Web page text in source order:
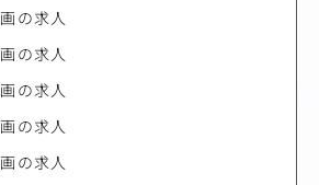
の求人
の求人
の求人
の求人
の求人